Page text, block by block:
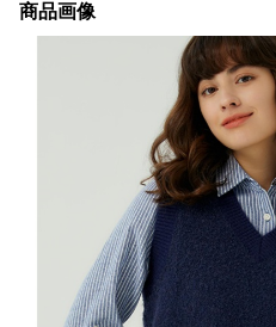
商品画像